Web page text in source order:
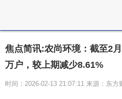
焦点简讯:农尚环境：截至2
万户，较上期减少8.61%
时间：2026-02-13 21:07:11 来源：东方